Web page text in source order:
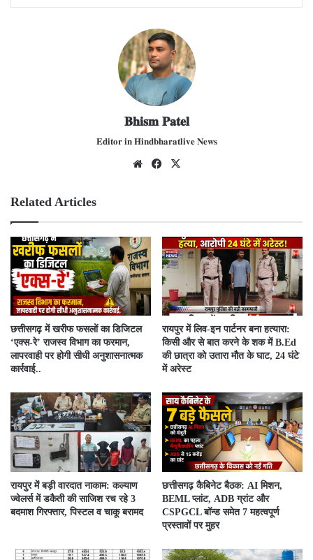
𝐁𝐡𝐢𝐬𝐦 𝐏𝐚𝐭𝐞𝐥
𝐄𝐝𝐢𝐭𝐨𝐫 𝐢𝐧 𝐇𝐢𝐧𝐝𝐛𝐡𝐚𝐫𝐚𝐭𝐥𝐢𝐯𝐞 𝐍𝐞𝐰𝐬
We
Fac
Related Articles
​छत्तीसगढ़ में खरीफ फसलों का डिजिटल
‘एक्स-रे’ राजस्व विभाग का फरमान,
लापरवाही पर होगी सीधी अनुशासनात्मक
कार्रवाई..
रायपुर में लिव-इन पार्टनर बना हत्यारा:
किसी और से बात करने के शक में B.Ed
की छात्रा को उतारा मौत के घाट, 24 घंटे
में अरेस्ट
रायपुर में बड़ी वारदात नाकाम: कल्याण
ज्वेलर्स में डकैती की साजिश रच रहे 3
बदमाश गिरफ्तार, पिस्टल व चाकू बरामद
छत्तीसगढ़ कैबिनेट बैठक: AI मिशन,
BEML प्लांट, ADB ग्रांट और
CSPGCL बॉन्ड समेत 7 महत्वपूर्ण
प्रस्तावों पर मुहर